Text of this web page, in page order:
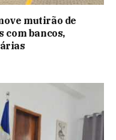
mutirão de
com bancos,